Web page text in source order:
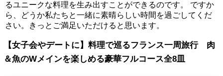
るユニークな料理を生み出すことができるのです。 ですか
ら、どうか私たちと一緒に素晴らしい時間を過ごしてくだ
さい。きっとご満足いただけると思います。
【女子会やデートに】料理で巡るフランス一周旅行 肉
＆魚のWメインを楽しめる豪華フルコース全8皿